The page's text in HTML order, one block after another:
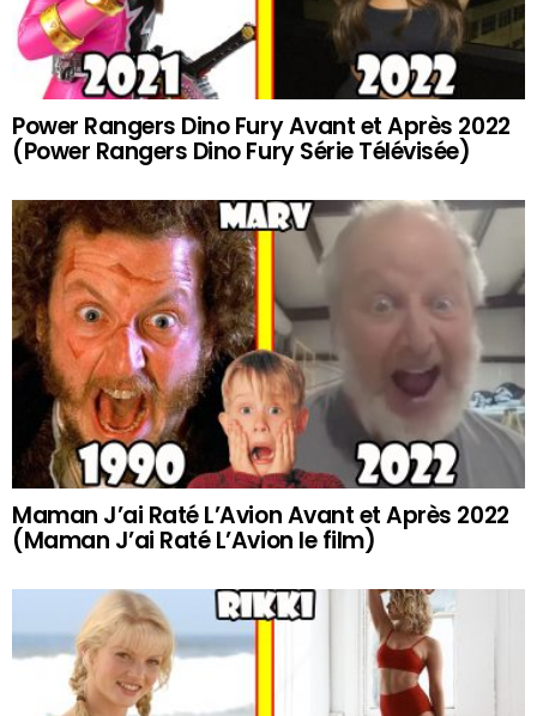
Power Rangers Dino Fury Avant et Après 2022
(Power Rangers Dino Fury Série Télévisée)
Maman J’ai Raté L’Avion Avant et Après 2022
(Maman J’ai Raté L’Avion le film)